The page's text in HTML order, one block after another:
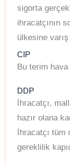
sigorta
ihracatçının
ülkesine
CIP
Bu terim hava
DDP
İhracatçı,
hazır olana
İhracatçı
gereklilik